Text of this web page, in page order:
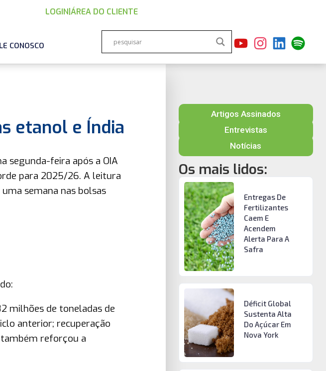
LOGIN |ÁREA DO CLIENTE
CONOSCO
etanol e Índia
segunda-feira após a OIA
para 2025/26. A leitura
semana nas bolsas
milhões de toneladas de
anterior; recuperação
reforçou a
Artigos Assinados
Entrevistas
Notícias
Os mais lidos:
Entregas De
Fertilizantes
Caem E
Acendem
Alerta Para A
Safra
Déficit Global
Sustenta Alta
Do Açúcar Em
Nova York